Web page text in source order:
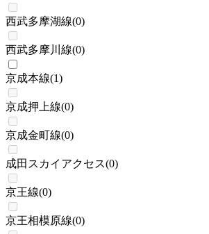
西武多摩湖線(0)
西武多摩川線(0)
京成本線(1)
京成押上線(0)
京成金町線(0)
成田スカイアクセス(0)
京王線(0)
京王相模原線(0)